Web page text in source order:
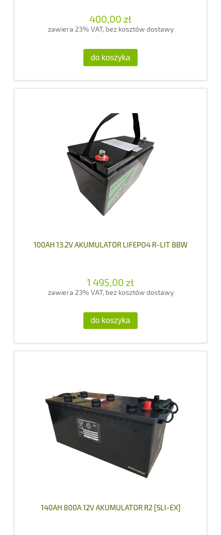
400,00 zł
zawiera 23% VAT, bez kosztów dostawy
do koszyka
100AH 13.2V AKUMULATOR LIFEPO4 R-LIT BBW
1 495,00 zł
zawiera 23% VAT, bez kosztów dostawy
do koszyka
140AH 800A 12V AKUMULATOR R2 [SLI-EX]